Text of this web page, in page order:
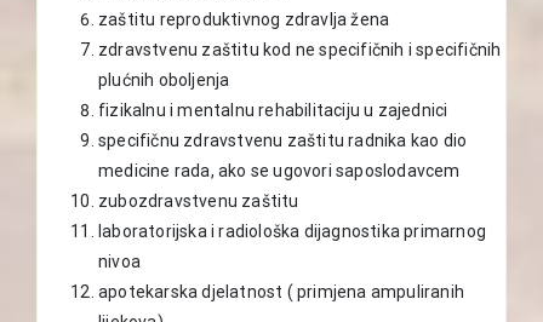
zaštitu reproduktivnog zdravlja žena
zdravstvenu zaštitu kod ne specifičnih i specifičnih
plućnih oboljenja
fizikalnu i mentalnu rehabilitaciju u zajednici
specifičnu zdravstvenu zaštitu radnika kao dio
medicine rada, ako se ugovori saposlodavcem
zubozdravstvenu zaštitu
laboratorijska i radiološka dijagnostika primarnog
nivoa
apotekarska djelatnost ( primjena ampuliranih